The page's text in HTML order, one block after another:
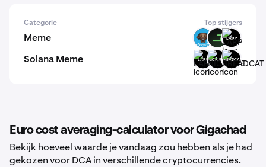
Categorie Top stijgers
Meme POOCH DARK LARP
Solana Meme LARPNICK.EXEBREADCAT
Euro cost averaging-calculator voor Gigachad
Bekijk hoeveel waarde je vandaag zou hebben als je had
gekozen voor DCA in verschillende cryptocurrencies.